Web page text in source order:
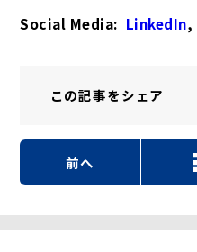
Social Media: LinkedIn,
この記事をシェア
前へ